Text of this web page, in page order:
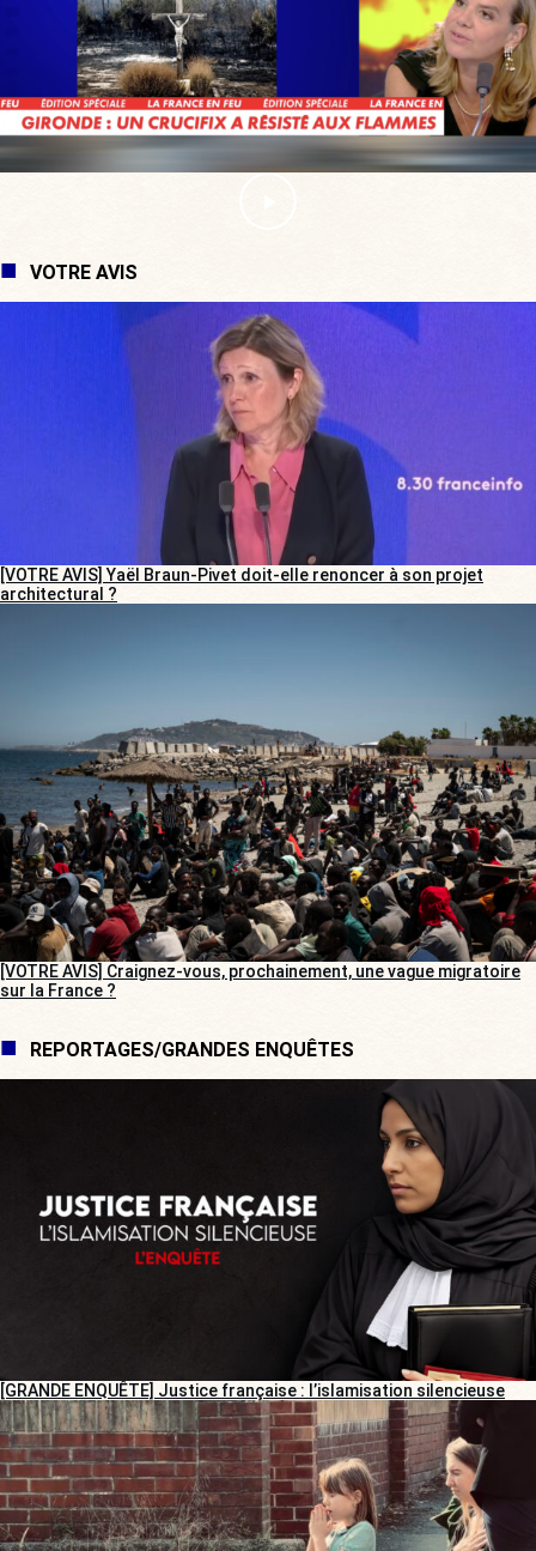
VOTRE AVIS
[VOTRE AVIS] Yaël Braun-Pivet doit-elle renoncer à son projet
architectural ?
[VOTRE AVIS] Craignez-vous, prochainement, une vague migratoire
sur la France ?
REPORTAGES/GRANDES ENQUÊTES
[GRANDE ENQUÊTE] Justice française : l’islamisation silencieuse